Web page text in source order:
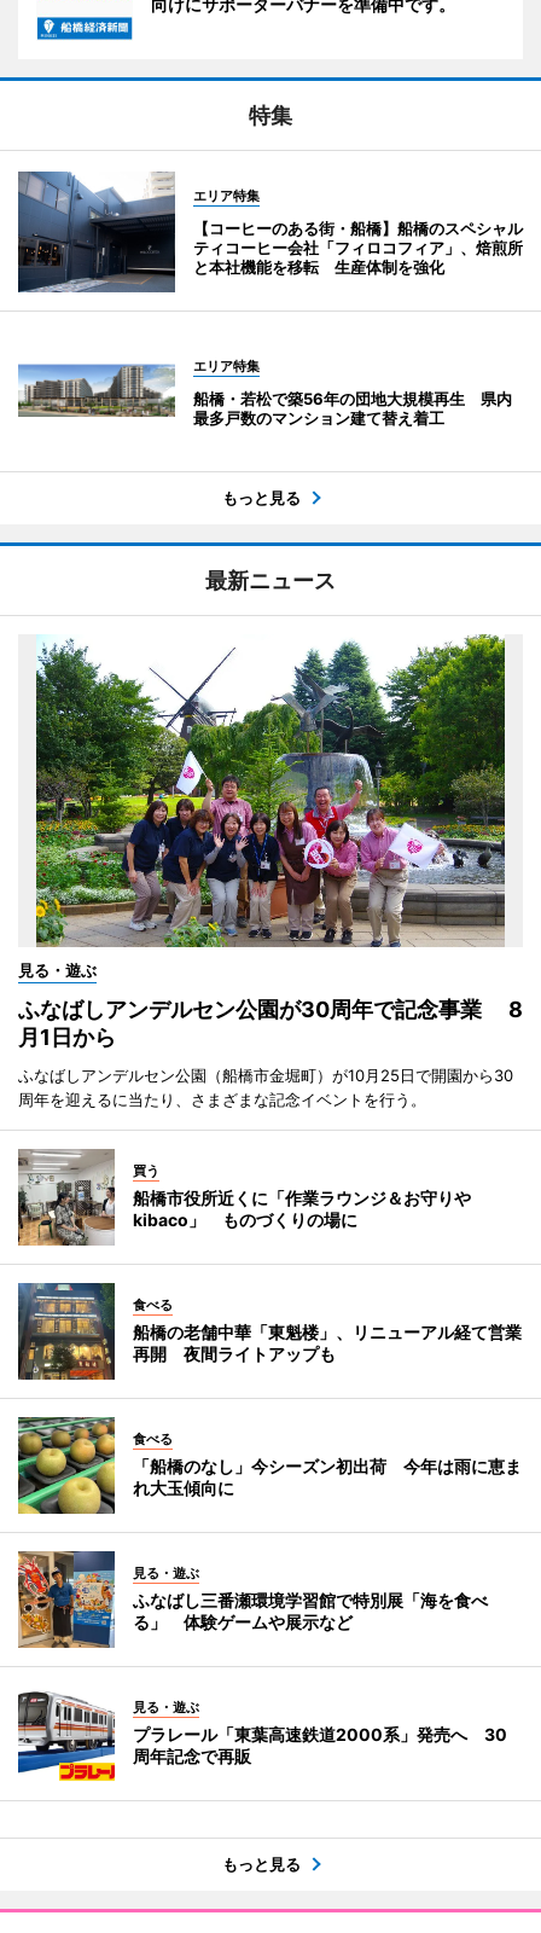
向けにサポーターバナーを準備中です。
特集
エリア特集
【コーヒーのある街・船橋】船橋のスペシャル
ティコーヒー会社「フィロコフィア」、焙煎所
と本社機能を移転 生産体制を強化
エリア特集
船橋・若松で築56年の団地大規模再生 県内
最多戸数のマンション建て替え着工
もっと見る
最新ニュース
見る・遊ぶ
ふなばしアンデルセン公園が30周年で記念事業 8
月1日から
ふなばしアンデルセン公園（船橋市金堀町）が10月25日で開園から30
周年を迎えるに当たり、さまざまな記念イベントを行う。
買う
船橋市役所近くに「作業ラウンジ＆お守りや
kibaco」 ものづくりの場に
食べる
船橋の老舗中華「東魁楼」、リニューアル経て営業
再開 夜間ライトアップも
食べる
「船橋のなし」今シーズン初出荷 今年は雨に恵ま
れ大玉傾向に
見る・遊ぶ
ふなばし三番瀬環境学習館で特別展「海を食べ
る」 体験ゲームや展示など
見る・遊ぶ
プラレール「東葉高速鉄道2000系」発売へ 30
周年記念で再販
もっと見る